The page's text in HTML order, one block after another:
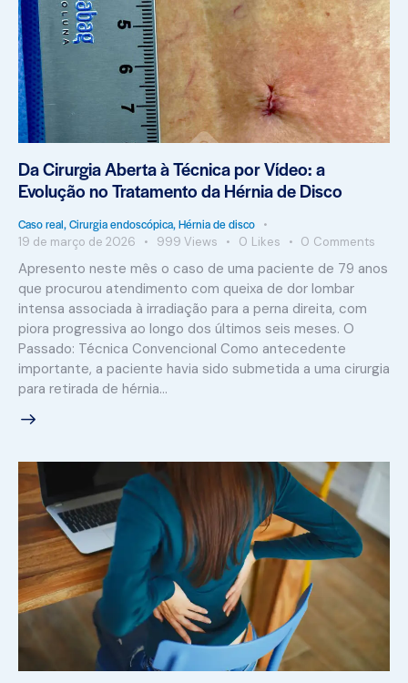
Da Cirurgia Aberta à Técnica por Vídeo: a
Evolução no Tratamento da Hérnia de Disco
Caso real,Cirurgia endoscópica,Hérnia de disco
19 de março de 2026 999 Views 0 Likes 0 Comments
Apresento neste mês o caso de uma paciente de 79 anos
que procurou atendimento com queixa de dor lombar
intensa associada à irradiação para a perna direita, com
piora progressiva ao longo dos últimos seis meses. O
Passado: Técnica Convencional Como antecedente
importante, a paciente havia sido submetida a uma cirurgia
para retirada de hérnia…